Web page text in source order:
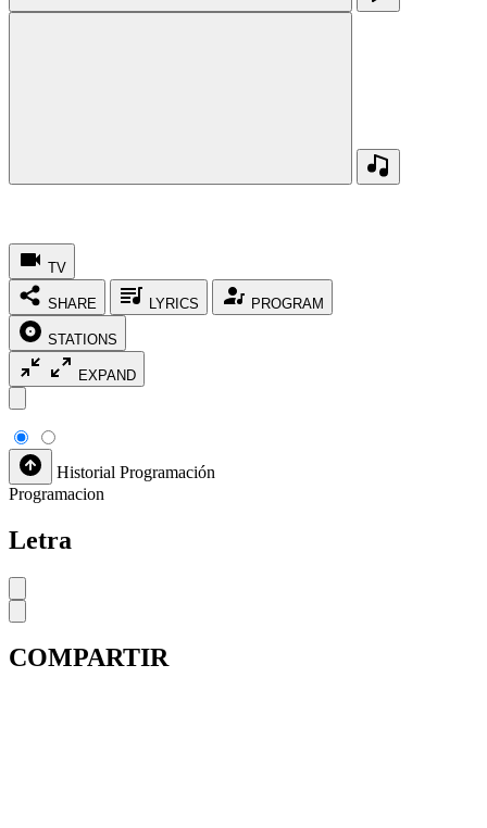
TV
SHARE LYRICS PROGRAM
STATIONS
EXPAND
Historial Programación
Programacion
Letra
COMPARTIR